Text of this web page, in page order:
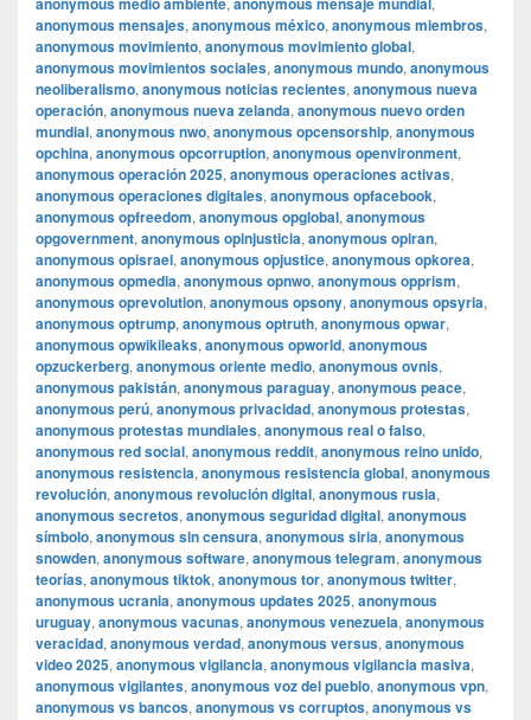
anonymous mensajes, anonymous méxico, anonymous miembros,
anonymous movimiento, anonymous movimiento global,
anonymous movimientos sociales, anonymous mundo, anonymous
neoliberalismo, anonymous noticias recientes, anonymous nueva
operación, anonymous nueva zelanda, anonymous nuevo orden
mundial, anonymous nwo, anonymous opcensorship, anonymous
opchina, anonymous opcorruption, anonymous openvironment,
anonymous operación 2025, anonymous operaciones activas,
anonymous operaciones digitales, anonymous opfacebook,
anonymous opfreedom, anonymous opglobal, anonymous
opgovernment, anonymous opinjusticia, anonymous opiran,
anonymous opisrael, anonymous opjustice, anonymous opkorea,
anonymous opmedia, anonymous opnwo, anonymous opprism,
anonymous oprevolution, anonymous opsony, anonymous opsyria,
anonymous optrump, anonymous optruth, anonymous opwar,
anonymous opwikileaks, anonymous opworld, anonymous
opzuckerberg, anonymous oriente medio, anonymous ovnis,
anonymous pakistán, anonymous paraguay, anonymous peace,
anonymous perú, anonymous privacidad, anonymous protestas,
anonymous protestas mundiales, anonymous real o falso,
anonymous red social, anonymous reddit, anonymous reino unido,
anonymous resistencia, anonymous resistencia global, anonymous
revolución, anonymous revolución digital, anonymous rusia,
anonymous secretos, anonymous seguridad digital, anonymous
símbolo, anonymous sin censura, anonymous siria, anonymous
snowden, anonymous software, anonymous telegram, anonymous
teorías, anonymous tiktok, anonymous tor, anonymous twitter,
anonymous ucrania, anonymous updates 2025, anonymous
uruguay, anonymous vacunas, anonymous venezuela, anonymous
veracidad, anonymous verdad, anonymous versus, anonymous
video 2025, anonymous vigilancia, anonymous vigilancia masiva,
anonymous vigilantes, anonymous voz del pueblo, anonymous vpn,
anonymous vs bancos, anonymous vs corruptos, anonymous vs